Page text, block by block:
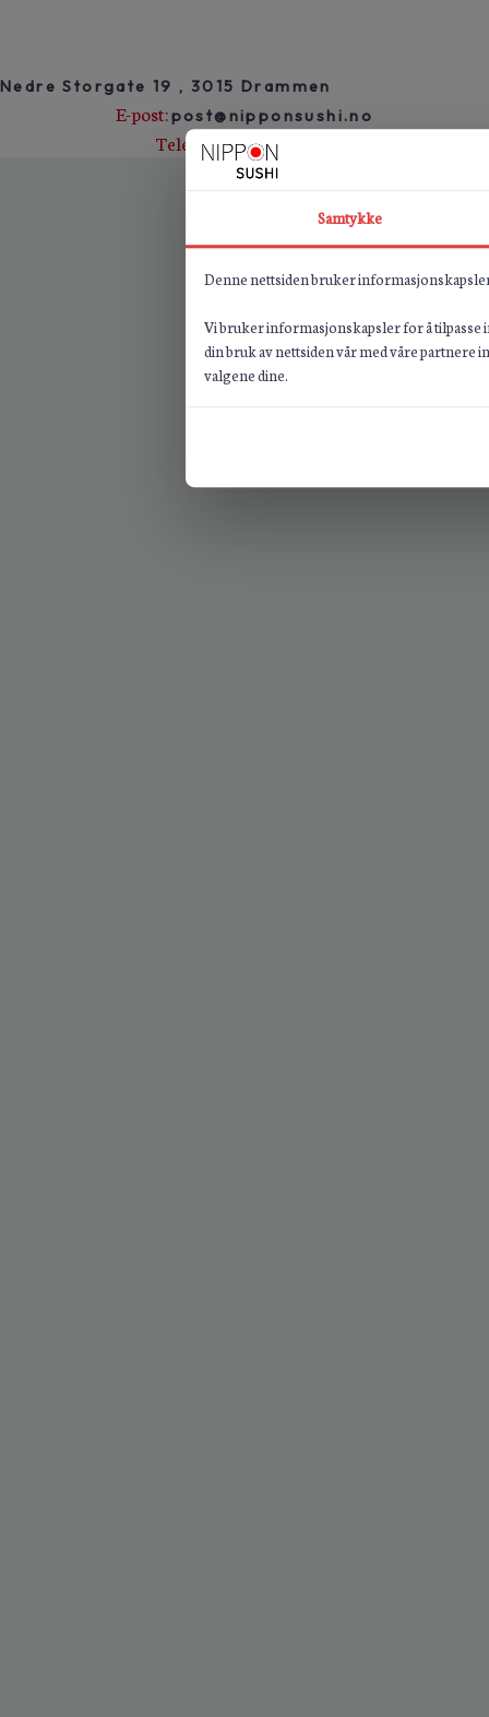
Nedre Storgate 19 , 3015 Drammen
E-post:post@nipponsushi.no
Telefon:458 99 800
Utviklet av Artworx